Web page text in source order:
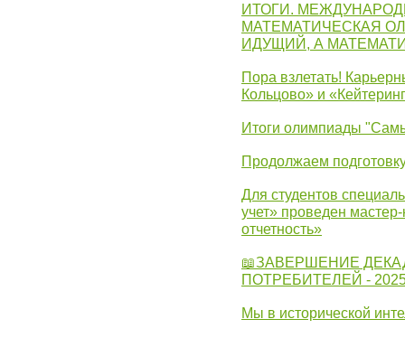
ИТОГИ.
МАТЕМАТИЧЕСКАЯ
ИДУЩИЙ, А
Пора взлетать!
Кольцово» и
Итоги олимпиады
Продолжаем
Для студентов
учет» проведен
отчетность»
📖ЗАВЕРШЕНИЕ
ПОТРЕБИТЕЛЕЙ -
Мы в исторической